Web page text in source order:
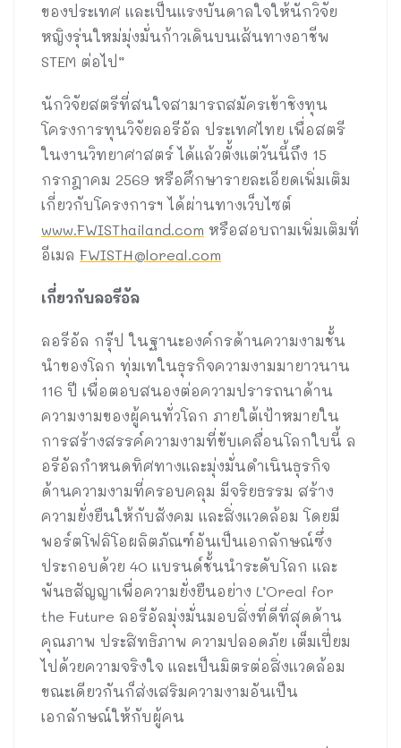
ของประเทศ และเป็นแรงบันดาลใจให้นักวิจัย
หญิงรุ่นใหม่มุ่งมั่นก้าวเดินบนเส้นทางอาชีพ
STEM ต่อไป”
นักวิจัยสตรีที่สนใจสามารถสมัครเข้าชิงทุน
โครงการทุนวิจัยลอรีอัล ประเทศไทย เพื่อสตรี
ในงานวิทยาศาสตร์ ได้แล้วตั้งแต่วันนี้ถึง 15
กรกฎาคม 2569 หรือศึกษารายละเอียดเพิ่มเติม
เกี่ยวกับโครงการฯ ได้ผ่านทางเว็บไซต์
www.FWISThailand.com หรือสอบถามเพิ่มเติมที่
อีเมล FWISTH@loreal.com
เกี่ยวกับลอรีอัล
ลอรีอัล กรุ๊ป ในฐานะองค์กรด้านความงามชั้น
นำของโลก ทุ่มเทในธุรกิจความงามมายาวนาน
116 ปี เพื่อตอบสนองต่อความปรารถนาด้าน
ความงามของผู้คนทั่วโลก ภายใต้เป้าหมายใน
การสร้างสรรค์ความงามที่ขับเคลื่อนโลกใบนี้ ล
อรีอัลกำหนดทิศทางและมุ่งมั่นดำเนินธุรกิจ
ด้านความงามที่ครอบคลุม มีจริยธรรม สร้าง
ความยั่งยืนให้กับสังคม และสิ่งแวดล้อม โดยมี
พอร์ตโฟลิโอผลิตภัณฑ์อันเป็นเอกลักษณ์ซึ่ง
ประกอบด้วย 40 แบรนด์ชั้นนำระดับโลก และ
พันธสัญญาเพื่อความยั่งยืนอย่าง L’Oreal for
the Future ลอรีอัลมุ่งมั่นมอบสิ่งที่ดีที่สุดด้าน
คุณภาพ ประสิทธิภาพ ความปลอดภัย เต็มเปี่ยม
ไปด้วยความจริงใจ และเป็นมิตรต่อสิ่งแวดล้อม
ขณะเดียวกันก็ส่งเสริมความงามอันเป็น
เอกลักษณ์ให้กับผู้คน